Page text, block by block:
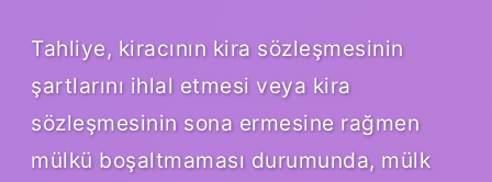
Tahliye, kiracının kira sözleşmesinin
şartlarını ihlal etmesi veya kira
sözleşmesinin sona ermesine rağmen
mülkü boşaltmaması durumunda, mülk